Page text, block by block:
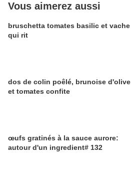
Vous aimerez aussi
bruschetta tomates basilic et vache
qui rit
dos de colin poêlé, brunoise d'olive
et tomates confite
œufs gratinés à la sauce aurore:
autour d'un ingredient# 132